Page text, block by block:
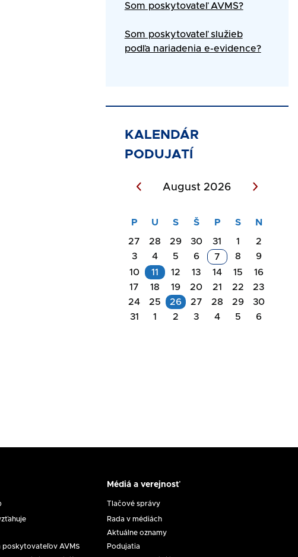
Som poskytovateľ AVMS?
Som poskytovateľ služieb
podľa nariadenia e-evidence?
KALENDÁR
PODUJATÍ
August 2026
27 28 29 30 31 1
2
3
4 5 6 7 8
9
10
11 12 13 14 15
16
17
18 19 20 21 22
23
24
25 26 27 28 29
30
31
1 2 3 4 5 6
poskytovateľov AVMS
a
verejnosť
Médiá a verejnosť
Tlačové správy
Rada v médiách
Aktuálne oznamy
Podujatia
Akcie
na
maloletých
8.
2026
č.